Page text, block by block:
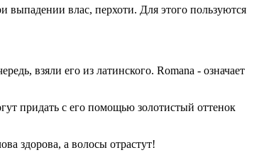
выпадении влас, перхоти. Для этого пользуются
взяли его из латинского. Romana - означает
придать с его помощью золотистый оттенок
здорова, а волосы отрастут!